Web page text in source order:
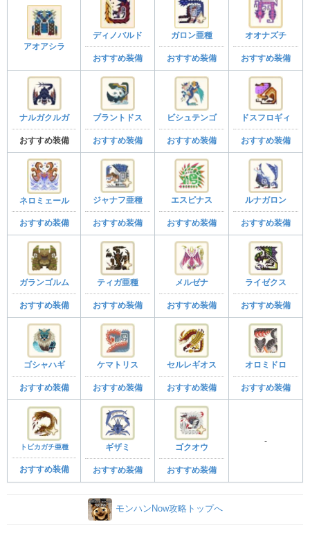
アオアシラ
ディノバルド
おすすめ装備
ガロン亜種
おすすめ装備
オオナズチ
おすすめ装備
ナルガクルガ
おすすめ装備
ブラントドス
おすすめ装備
ビシュテンゴ
おすすめ装備
ドスフロギィ
おすすめ装備
ネロミェール
おすすめ装備
ジャナフ亜種
おすすめ装備
エスピナス
おすすめ装備
ルナガロン
おすすめ装備
ガランゴルム
おすすめ装備
ティガ亜種
おすすめ装備
メルゼナ
おすすめ装備
ライゼクス
おすすめ装備
ゴシャハギ
おすすめ装備
ケマトリス
おすすめ装備
セルレギオス
おすすめ装備
オロミドロ
おすすめ装備
トビカガチ亜種
おすすめ装備
ギザミ
おすすめ装備
ゴクオウ
おすすめ装備
-
モンハンNow攻略トップへ